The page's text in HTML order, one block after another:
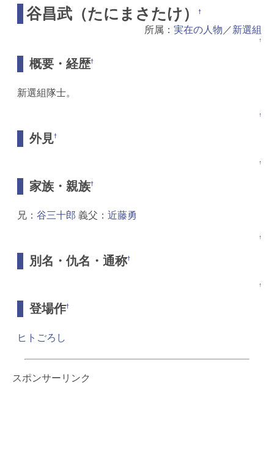
谷昌武（たにまさたけ） †
所属： 実在の人物 ／新選組
↑
概要・経歴†
新選組隊士。
↑
外見†
↑
家族・親族†
兄： 谷三十郎 義父： 近藤勇
↑
別名・仇名・通称†
↑
登場作†
ヒトごろし
スポンサーリンク